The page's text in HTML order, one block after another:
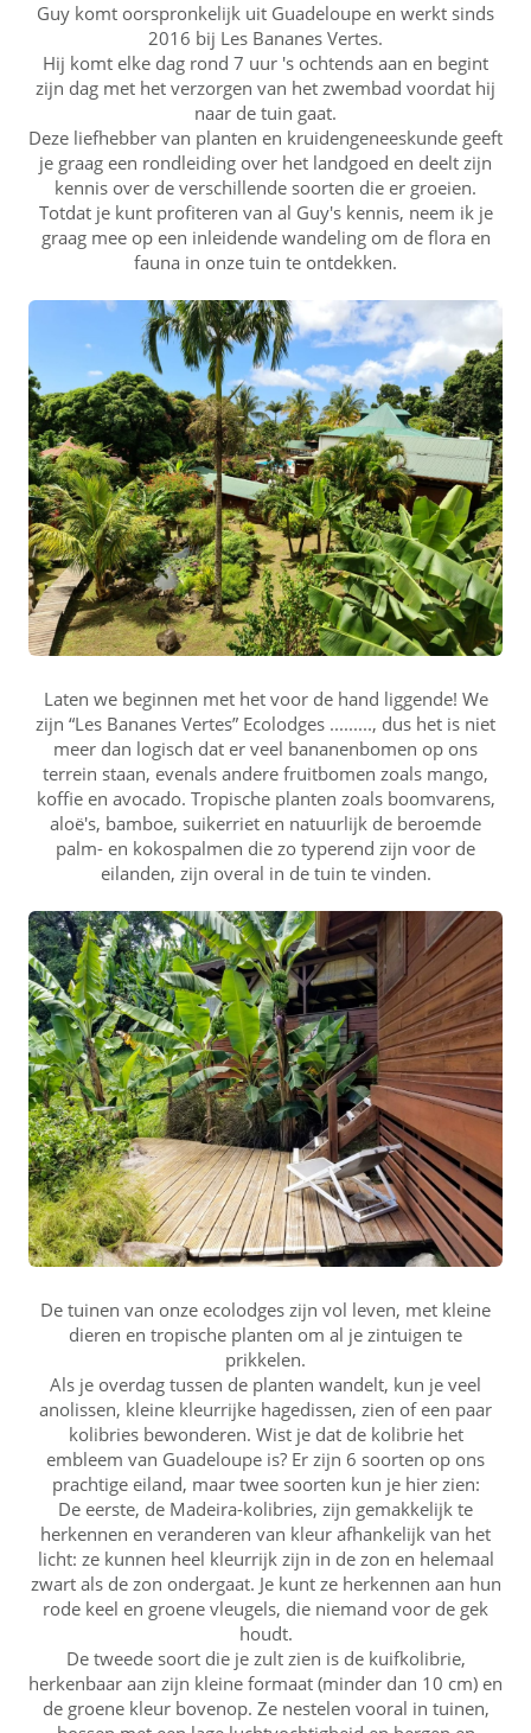
Guy komt oorspronkelijk uit Guadeloupe en werkt sinds
2016 bij Les Bananes Vertes.
Hij komt elke dag rond 7 uur 's ochtends aan en begint
zijn dag met het verzorgen van het zwembad voordat hij
naar de tuin gaat.
Deze liefhebber van planten en kruidengeneeskunde geeft
je graag een rondleiding over het landgoed en deelt zijn
kennis over de verschillende soorten die er groeien.
Totdat je kunt profiteren van al Guy's kennis, neem ik je
graag mee op een inleidende wandeling om de flora en
fauna in onze tuin te ontdekken.
Laten we beginnen met het voor de hand liggende! We
zijn “Les Bananes Vertes” Ecolodges ........., dus het is niet
meer dan logisch dat er veel bananenbomen op ons
terrein staan, evenals andere fruitbomen zoals mango,
koffie en avocado. Tropische planten zoals boomvarens,
aloë's, bamboe, suikerriet en natuurlijk de beroemde
palm- en kokospalmen die zo typerend zijn voor de
eilanden, zijn overal in de tuin te vinden.
De tuinen van onze ecolodges zijn vol leven, met kleine
dieren en tropische planten om al je zintuigen te
prikkelen.
Als je overdag tussen de planten wandelt, kun je veel
anolissen, kleine kleurrijke hagedissen, zien of een paar
kolibries bewonderen. Wist je dat de kolibrie het
embleem van Guadeloupe is? Er zijn 6 soorten op ons
prachtige eiland, maar twee soorten kun je hier zien:
De eerste, de Madeira-kolibries, zijn gemakkelijk te
herkennen en veranderen van kleur afhankelijk van het
licht: ze kunnen heel kleurrijk zijn in de zon en helemaal
zwart als de zon ondergaat. Je kunt ze herkennen aan hun
rode keel en groene vleugels, die niemand voor de gek
houdt.
De tweede soort die je zult zien is de kuifkolibrie,
herkenbaar aan zijn kleine formaat (minder dan 10 cm) en
de groene kleur bovenop. Ze nestelen vooral in tuinen,